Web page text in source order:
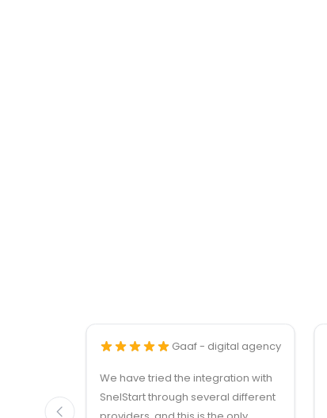
Gaaf - digital agency
We have tried the integration with
SnelStart through several different